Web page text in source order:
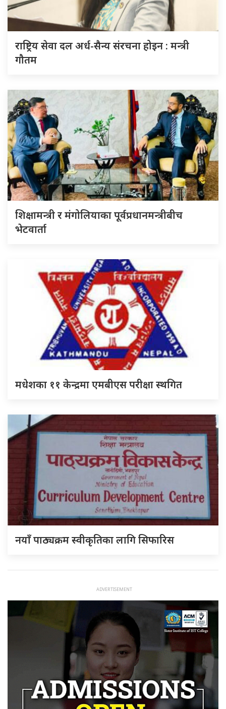
राष्ट्रिय सेवा दल अर्ध-सैन्य संरचना होइन : मन्त्री
गौतम
शिक्षामन्त्री र मंगोलियाका पूर्वप्रधानमन्त्रीबीच
भेटवार्ता
मधेशका ११ केन्द्रमा एमबीएस परीक्षा स्थगित
नयाँ पाठ्यक्रम स्वीकृतिका लागि सिफारिस